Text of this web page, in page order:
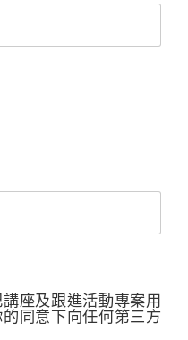
座及跟進活動專案用
同意下向任何第三方